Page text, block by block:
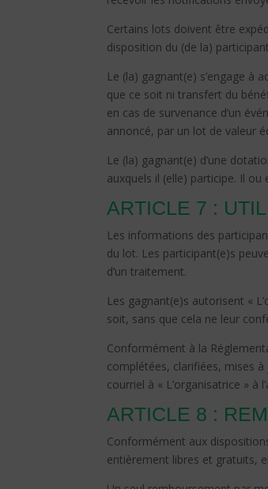
Certains lots doivent être
disposition du (de la)
Le (la) gagnant(e) s’engage à
que ce soit ni transfert du
en cas de survenance d’un
annoncé, par un lot de valeur
Le (la) gagnant(e) d’une
auxquels il (elle) participe. Il
ARTICLE 7 :
Les informations des
du lot. Les participant(e)s
d’un traitement.
Les gagnant(e)s autorisent «
soit, sans que cela ne leur
Conformément à la
complétées, clarifiées, mises
courriel à « L’organisatrice » à
ARTICLE 8 :
Conformément aux
entièrement libres et gratuits,